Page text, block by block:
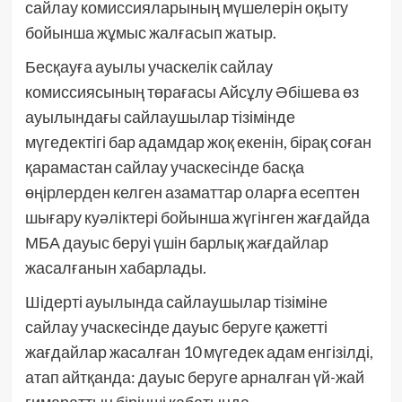
сайлау комиссияларының мүшелерін оқыту
бойынша жұмыс жалғасып жатыр.
Бесқауға ауылы учаскелік сайлау
комиссиясының төрағасы Айсұлу Әбішева өз
ауылындағы сайлаушылар тізімінде
мүгедектігі бар адамдар жоқ екенін, бірақ соған
қарамастан сайлау учаскесінде басқа
өңірлерден келген азаматтар оларға есептен
шығару куәліктері бойынша жүгінген жағдайда
МБА дауыс беруі үшін барлық жағдайлар
жасалғанын хабарлады.
Шідерті ауылында сайлаушылар тізіміне
сайлау учаскесінде дауыс беруге қажетті
жағдайлар жасалған 10 мүгедек адам енгізілді,
атап айтқанда: дауыс беруге арналған үй-жай